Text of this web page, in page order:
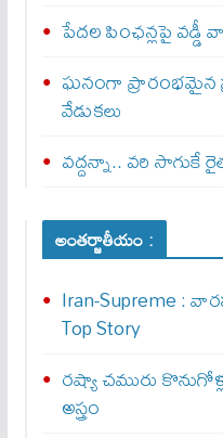
పేదల పింఛన్లపై వడ్డీ
ఘనంగా ప్రారంభమైన
వేడుకలు
వద్దన్నా.. వరి సాగుకే
అంతర్జాతీయం :
Iran-Supreme :
Top Story
రష్యా చమురు
అస్త్రం